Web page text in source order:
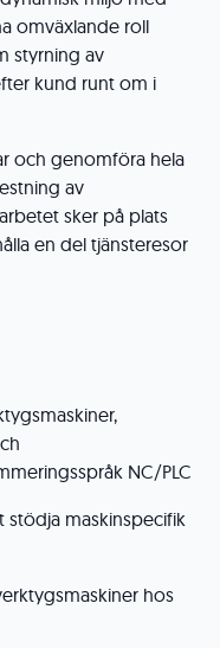
omväxlande roll
styrning av
kund runt om i
och genomföra hela
av
sker på plats
en del tjänsteresor
NC/PLC
stödja maskinspecifik
hos